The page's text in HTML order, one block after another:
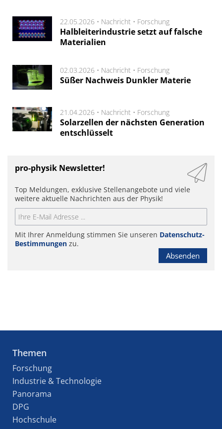
22.05.2026 • Nachricht • Forschung
Halbleiterindustrie setzt auf falsche
Materialien
02.03.2026 • Nachricht • Forschung
Süßer Nachweis Dunkler Materie
21.04.2026 • Nachricht • Forschung
Solarzellen der nächsten Generation
entschlüsselt
pro-physik Newsletter!
Top Meldungen, exklusive Stellenangebote und viele
weitere aktuelle Nachrichten aus der Physik!
Mit Ihrer Anmeldung stimmen Sie unseren Datenschutz-
Bestimmungen zu.
Absenden
Themen
Forschung
Industrie & Technologie
Panorama
DPG
Hochschule